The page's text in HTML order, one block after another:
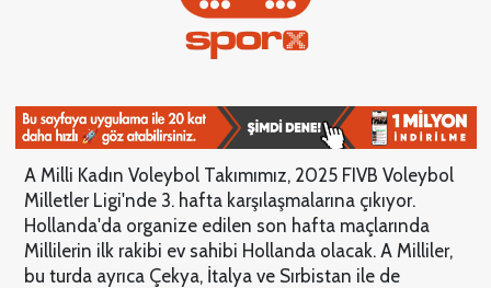
A Milli Kadın Voleybol Takımımız, 2025 FIVB Voleybol
Milletler Ligi'nde 3. hafta karşılaşmalarına çıkıyor.
Hollanda'da organize edilen son hafta maçlarında
Millilerin ilk rakibi ev sahibi Hollanda olacak. A Milliler,
bu turda ayrıca Çekya, İtalya ve Sırbistan ile de